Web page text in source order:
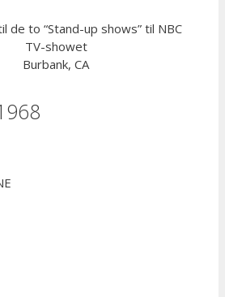
de to “Stand-up shows” til NBC
TV-showet
Burbank, CA